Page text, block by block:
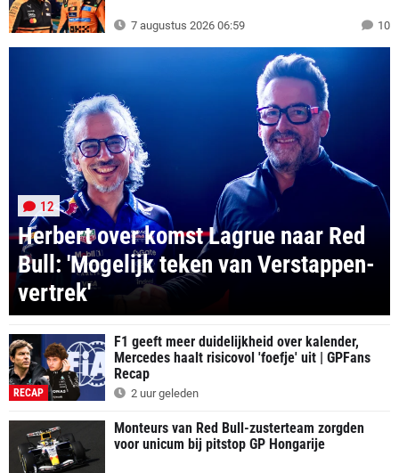
7 augustus 2026 06:59 10
Herbert over komst Lagrue naar Red
Bull: 'Mogelijk teken van Verstappen-
vertrek'
12
RECAP
F1 geeft meer duidelijkheid over kalender,
Mercedes haalt risicovol 'foefje' uit | GPFans
Recap
2 uur geleden
Monteurs van Red Bull-zusterteam zorgden
voor unicum bij pitstop GP Hongarije